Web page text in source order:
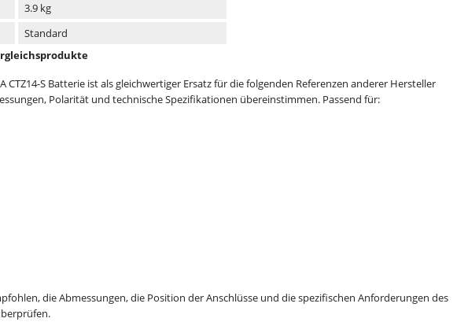
3.9 kg
Standard
CTZ14-S Batterie ist als gleichwertiger Ersatz für die folgenden Referenzen anderer Hersteller
Polarität und technische Spezifikationen übereinstimmen. Passend für:
die Abmessungen, die Position der Anschlüsse und die spezifischen Anforderungen des